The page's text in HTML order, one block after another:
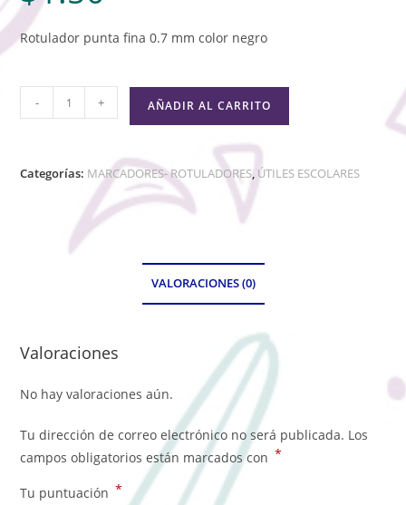
Rotulador punta fina 0.7 mm color negro
- + AÑADIR AL CARRITO
Categorías: MARCADORES- ROTULADORES, ÚTILES ESCOLARES
VALORACIONES (0)
Valoraciones
No hay valoraciones aún.
Tu dirección de correo electrónico no será publicada. Los
campos obligatorios están marcados con *
Tu puntuación *